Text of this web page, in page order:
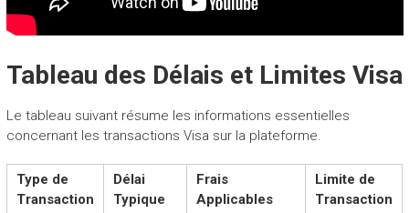
Tableau des Délais et Limites Visa
Le tableau suivant résume les informations essentielles
concernant les transactions Visa sur la plateforme.
Type de
Transaction
Délai
Typique
Frais
Applicables
Limite de
Transaction